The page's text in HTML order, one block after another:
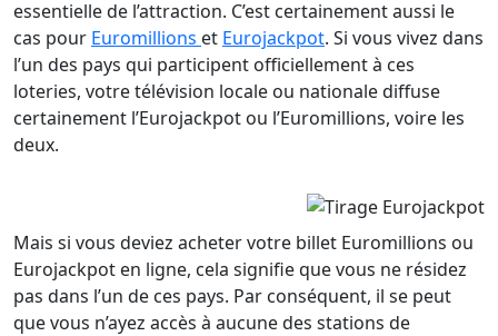
essentielle de l’attraction. C’est certainement aussi le
cas pour Euromillions et Eurojackpot. Si vous vivez dans
l’un des pays qui participent officiellement à ces
loteries, votre télévision locale ou nationale diffuse
certainement l’Eurojackpot ou l’Euromillions, voire les
deux.
Mais si vous deviez acheter votre billet Euromillions ou
Eurojackpot en ligne, cela signifie que vous ne résidez
pas dans l’un de ces pays. Par conséquent, il se peut
que vous n’ayez accès à aucune des stations de